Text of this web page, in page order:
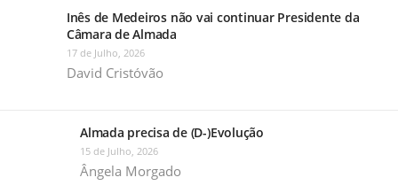
Inês de Medeiros não vai continuar Presidente da
Câmara de Almada
17 de Julho, 2026
David Cristóvão
Almada precisa de (D-)Evolução
15 de Julho, 2026
Ângela Morgado